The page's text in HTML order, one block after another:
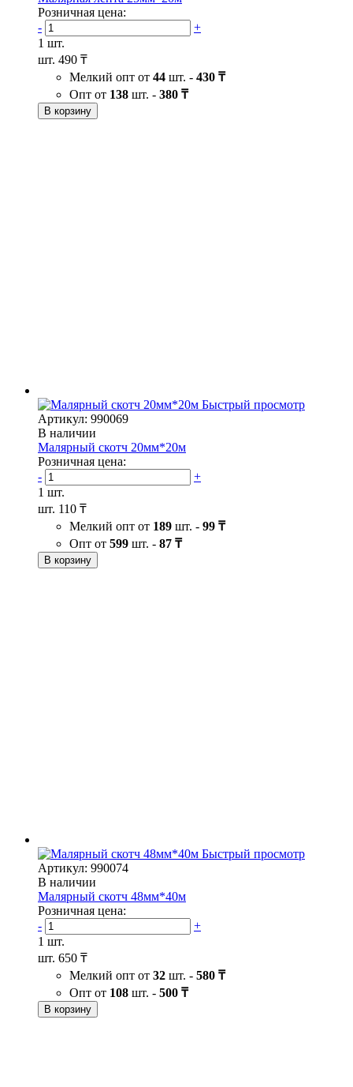
Розничная цена:
-
+
1 шт.
шт. 490 ₸
Мелкий опт от 44 шт. - 430 ₸
Опт от 138 шт. - 380 ₸
В корзину
Быстрый просмотр
Артикул: 990069
В наличии
Малярный скотч 20мм*20м
Розничная цена:
-
+
1 шт.
шт. 110 ₸
Мелкий опт от 189 шт. - 99 ₸
Опт от 599 шт. - 87 ₸
В корзину
Быстрый просмотр
Артикул: 990074
В наличии
Малярный скотч 48мм*40м
Розничная цена:
-
+
1 шт.
шт. 650 ₸
Мелкий опт от 32 шт. - 580 ₸
Опт от 108 шт. - 500 ₸
В корзину